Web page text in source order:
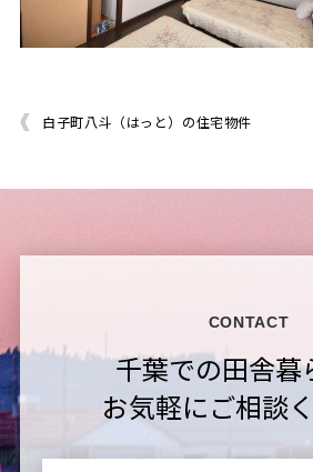
白子町八斗（はっと）の住宅物件
CONTACT
千葉での田舎暮
お気軽にご相談